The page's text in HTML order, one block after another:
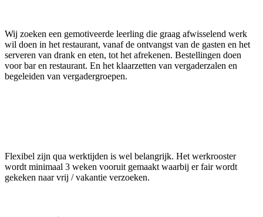
Wij zoeken een gemotiveerde leerling die graag afwisselend werk
wil doen in het restaurant, vanaf de ontvangst van de gasten en het
serveren van drank en eten, tot het afrekenen. Bestellingen doen
voor bar en restaurant. En het klaarzetten van vergaderzalen en
begeleiden van vergadergroepen.
Flexibel zijn qua werktijden is wel belangrijk. Het werkrooster
wordt minimaal 3 weken vooruit gemaakt waarbij er fair wordt
gekeken naar vrij / vakantie verzoeken.